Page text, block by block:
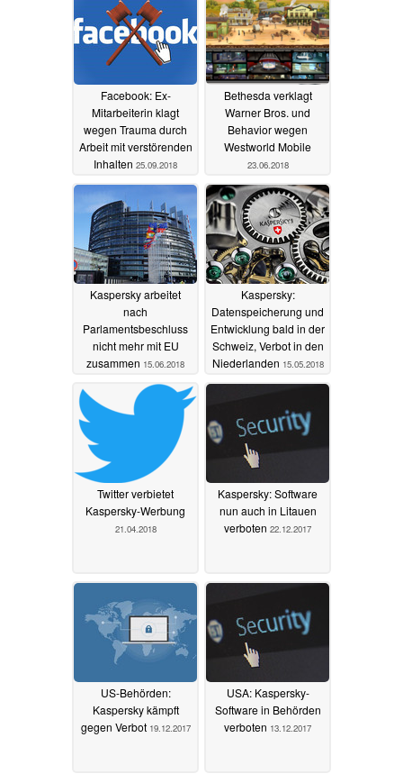
Facebook: Ex-
Mitarbeiterin klagt
wegen Trauma durch
Arbeit mit verstörenden
Inhalten 25.09.2018
Bethesda verklagt
Warner Bros. und
Behavior wegen
Westworld Mobile
23.06.2018
Kaspersky arbeitet
nach
Parlamentsbeschluss
nicht mehr mit EU
zusammen 15.06.2018
Kaspersky:
Datenspeicherung und
Entwicklung bald in der
Schweiz, Verbot in den
Niederlanden 15.05.2018
Twitter verbietet
Kaspersky-Werbung
21.04.2018
Kaspersky: Software
nun auch in Litauen
verboten 22.12.2017
US-Behörden:
Kaspersky kämpft
gegen Verbot 19.12.2017
USA: Kaspersky-
Software in Behörden
verboten 13.12.2017